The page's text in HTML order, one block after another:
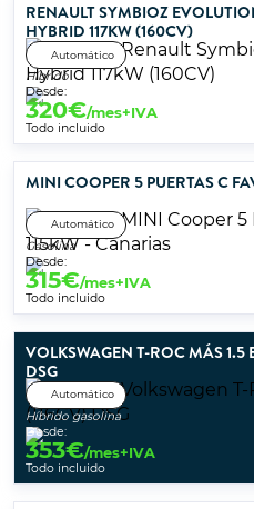
RENAULT SYMBIOZ
HYBRID 117KW (160CV)
Automático
Híbrido
Desde:
320€/mes+IVA
Todo incluido
MINI COOPER 5 PUERTAS C
Automático
Gasolina
Desde:
315€/mes+IVA
Todo incluido
VOLKSWAGEN T-ROC MÁS 1.5
DSG
Automático
Híbrido gasolina
Desde:
353€/mes+IVA
Todo incluido